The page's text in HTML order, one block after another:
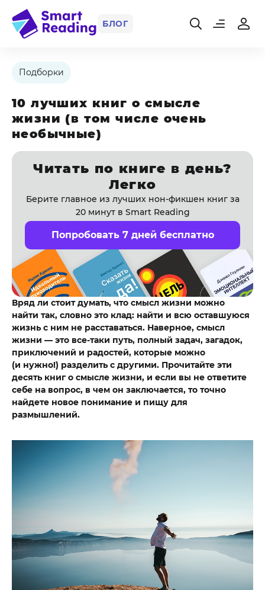
БЛОГ
Подборки
10 лучших книг о смысле
жизни (в том числе очень
необычные)
Читать по книге в день?
Легко
Берите главное из лучших нон-фикшен книг за
20 минут в Smart Reading
Попробовать 7 дней бесплатно
Вряд ли стоит думать, что смысл жизни можно
найти так, словно это клад: найти и всю оставшуюся
жизнь с ним не расставаться. Наверное, смысл
жизни — это все-таки путь, полный задач, загадок,
приключений и радостей, которые можно
(и нужно!) разделить с другими. Прочитайте эти
десять книг о смысле жизни, и если вы не ответите
себе на вопрос, в чем он заключается, то точно
найдете новое понимание и пищу для
размышлений.